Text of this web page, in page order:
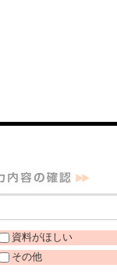
資料がほしい
その他